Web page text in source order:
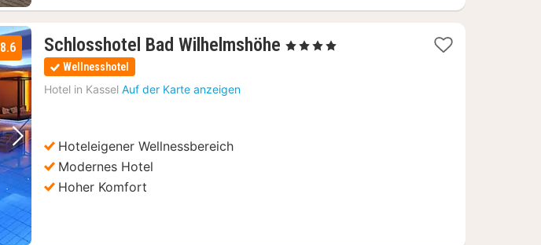
Nächstes Bild
8.6 Schlosshotel Bad Wilhelmshöhe 1
, 4 Sterne
Wellnesshotel
Hotel in Kassel Auf der Karte anzeigen
Hoteleigener Wellnessbereich
Modernes Hotel
Hoher Komfort